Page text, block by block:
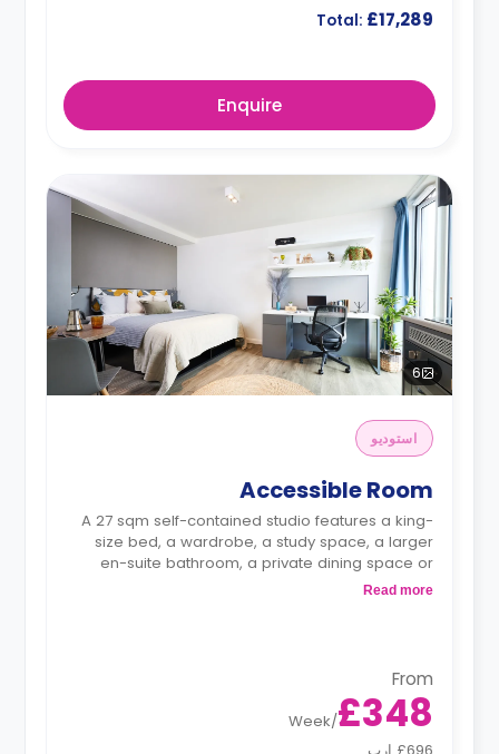
Total: £17,289
Enquire
6
استوديو
Accessible Room
A 27 sqm self-contained studio features a king-
size bed, a wardrobe, a study space, a larger
en-suite bathroom, a private dining space or
breakfast bar, and a fully fitted kitchenette.
Read more
From
£348
/
Week
£696 ارب